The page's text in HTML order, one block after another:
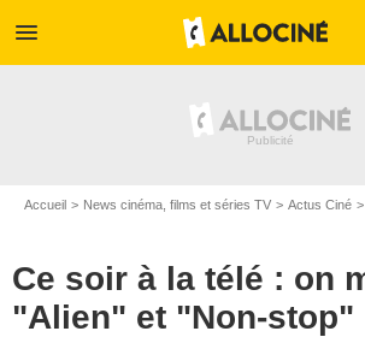
menu
Accueil News cinéma, films et séries TV Actus Ciné
Ce soir à la télé : on
"Alien" et "Non-stop"